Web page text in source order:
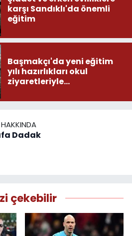
karşı Sandıklı'da önemli
eğitim
Başmakçı'da yeni eğitim
yılı hazırlıkları okul
ziyaretleriyle
Dadak
çekebilir